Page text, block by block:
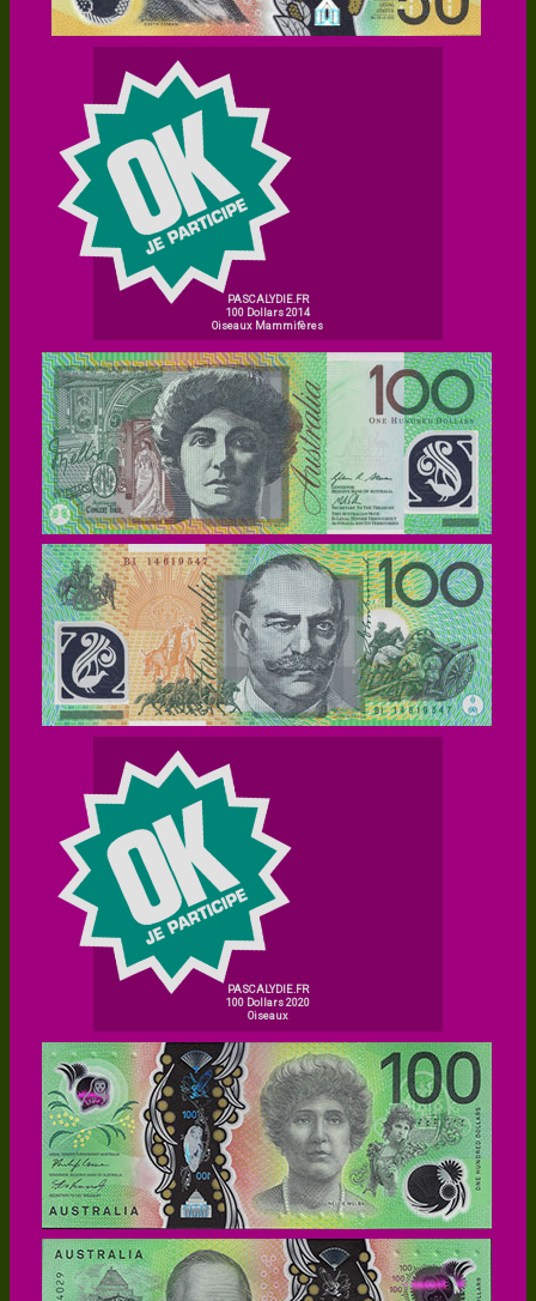
PASCALYDIE.FR
100 Dollars 2014
Oiseaux Mammifères
PASCALYDIE.FR
100 Dollars 2020
Oiseaux